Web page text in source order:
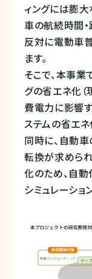
ィングには膨
車の航続時間
反対に電動車
ます。
そこで、本事業
グの省エネ化
費電力に影響
ステムの省エ
同時に、自動
転換が求めら
化のため、自
シミュレーショ